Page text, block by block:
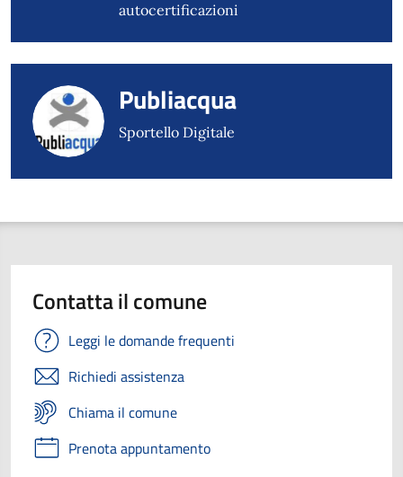
autocertificazioni
Publiacqua
Sportello Digitale
Contatta il comune
Leggi le domande frequenti
Richiedi assistenza
Chiama il comune
Prenota appuntamento